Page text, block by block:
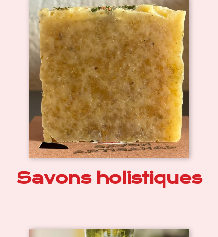
Savons holistiques